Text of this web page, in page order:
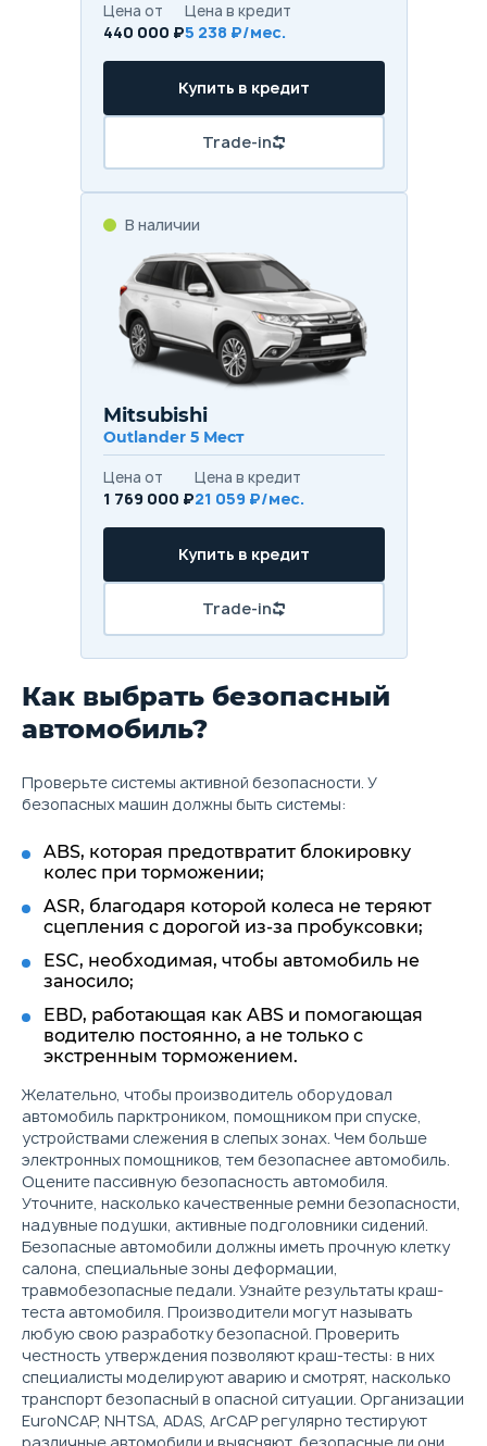
Цена от
440 000 ₽
Цена в кредит
5 238 ₽/мес.
Купить в кредит
Trade-in
В наличии
Mitsubishi
Outlander 5 Мест
Цена от
1 769 000 ₽
Цена в кредит
21 059 ₽/мес.
Купить в кредит
Trade-in
Как выбрать безопасный
автомобиль?
Проверьте системы активной безопасности. У
безопасных машин должны быть системы:
ABS, которая предотвратит блокировку
колес при торможении;
ASR, благодаря которой колеса не теряют
сцепления с дорогой из-за пробуксовки;
ESC, необходимая, чтобы автомобиль не
заносило;
EBD, работающая как ABS и помогающая
водителю постоянно, а не только с
экстренным торможением.
Желательно, чтобы производитель оборудовал
автомобиль парктроником, помощником при спуске,
устройствами слежения в слепых зонах. Чем больше
электронных помощников, тем безопаснее автомобиль.
Оцените пассивную безопасность автомобиля.
Уточните, насколько качественные ремни безопасности,
надувные подушки, активные подголовники сидений.
Безопасные автомобили должны иметь прочную клетку
салона, специальные зоны деформации,
травмобезопасные педали. Узнайте результаты краш-
теста автомобиля. Производители могут называть
любую свою разработку безопасной. Проверить
честность утверждения позволяют краш-тесты: в них
специалисты моделируют аварию и смотрят, насколько
транспорт безопасный в опасной ситуации. Организации
EuroNCAP, NHTSA, ADAS, ArCAP регулярно тестируют